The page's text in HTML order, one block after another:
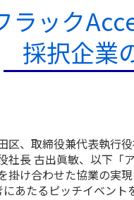
ラック
採択企業
、取締役兼代表執行
社長 古出眞敏、以下「
掛け合わせた協業の実
あたるピッチイベント